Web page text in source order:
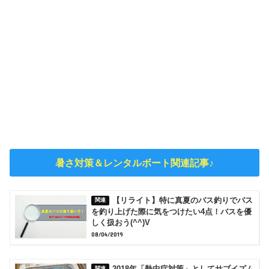
暑さ対策＆レンタルボート関連記事♪
【リライト】特に真夏のバス釣りでバス
を釣り上げた際に気をつけたい4点！バスを優
しく扱おう(^^)V
08/04/2019